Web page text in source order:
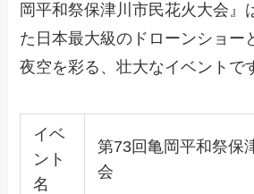
岡平和祭保津川市民花火大会』
た日本最大級のドローンショー
夜空を彩る、壮大なイベントで
イベ
ント
名
第73回亀岡平和祭保
会